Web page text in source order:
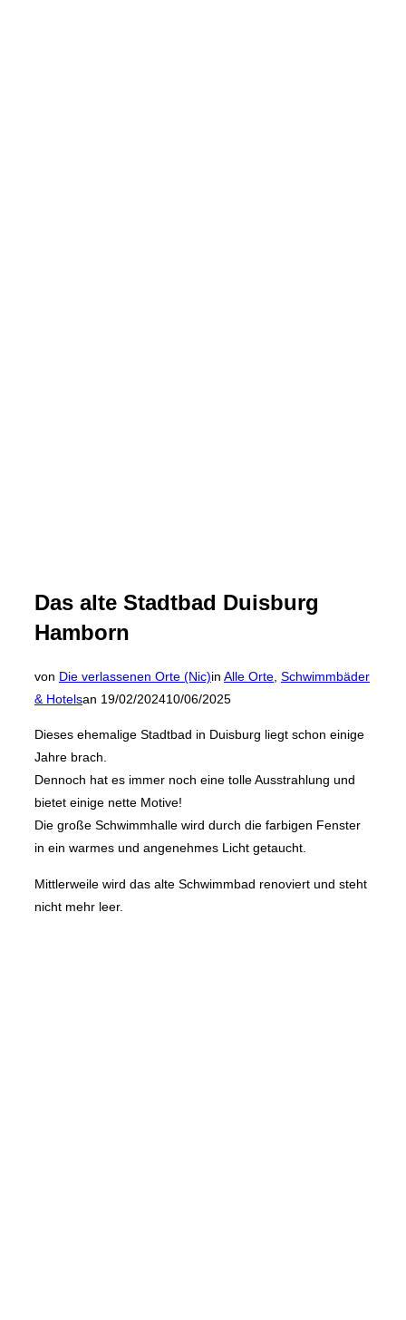
Das alte Stadtbad Duisburg
Hamborn
von Die verlassenen Orte (Nic)in Alle Orte Schwimmbäder
& Hotelsan Veröffentlicht
19/02/202410/06/2025
Dieses ehemalige Stadtbad in Duisburg liegt schon einige
Jahre brach.
Dennoch hat es immer noch eine tolle Ausstrahlung und
bietet einige nette Motive!
Die große Schwimmhalle wird durch die farbigen Fenster
in ein warmes und angenehmes Licht getaucht.
Mittlerweile wird das alte Schwimmbad renoviert und steht
nicht mehr leer.